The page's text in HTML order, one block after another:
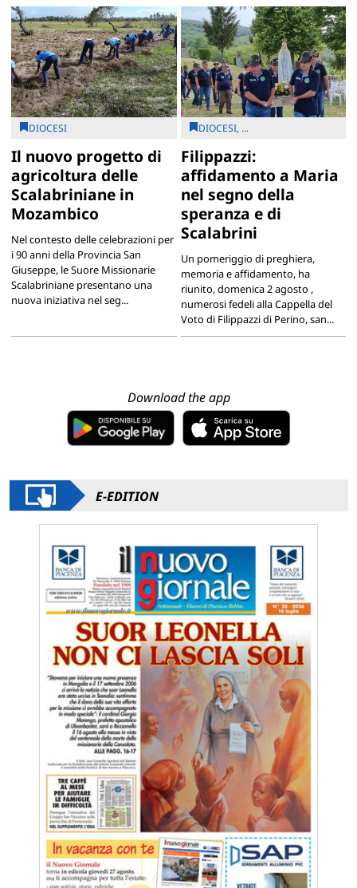
DIOCESI
Il nuovo progetto di
agricoltura delle
Scalabriniane in
Mozambico
Nel contesto delle celebrazioni per
i 90 anni della Provincia San
Giuseppe, le Suore Missionarie
Scalabriniane presentano una
nuova iniziativa nel seg...
DIOCESI, ...
Filippazzi:
affidamento a Maria
nel segno della
speranza e di
Scalabrini
Un pomeriggio di preghiera,
memoria e affidamento, ha
riunito, domenica 2 agosto ,
numerosi fedeli alla Cappella del
Voto di Filippazzi di Perino, san...
Download the app
E-EDITION